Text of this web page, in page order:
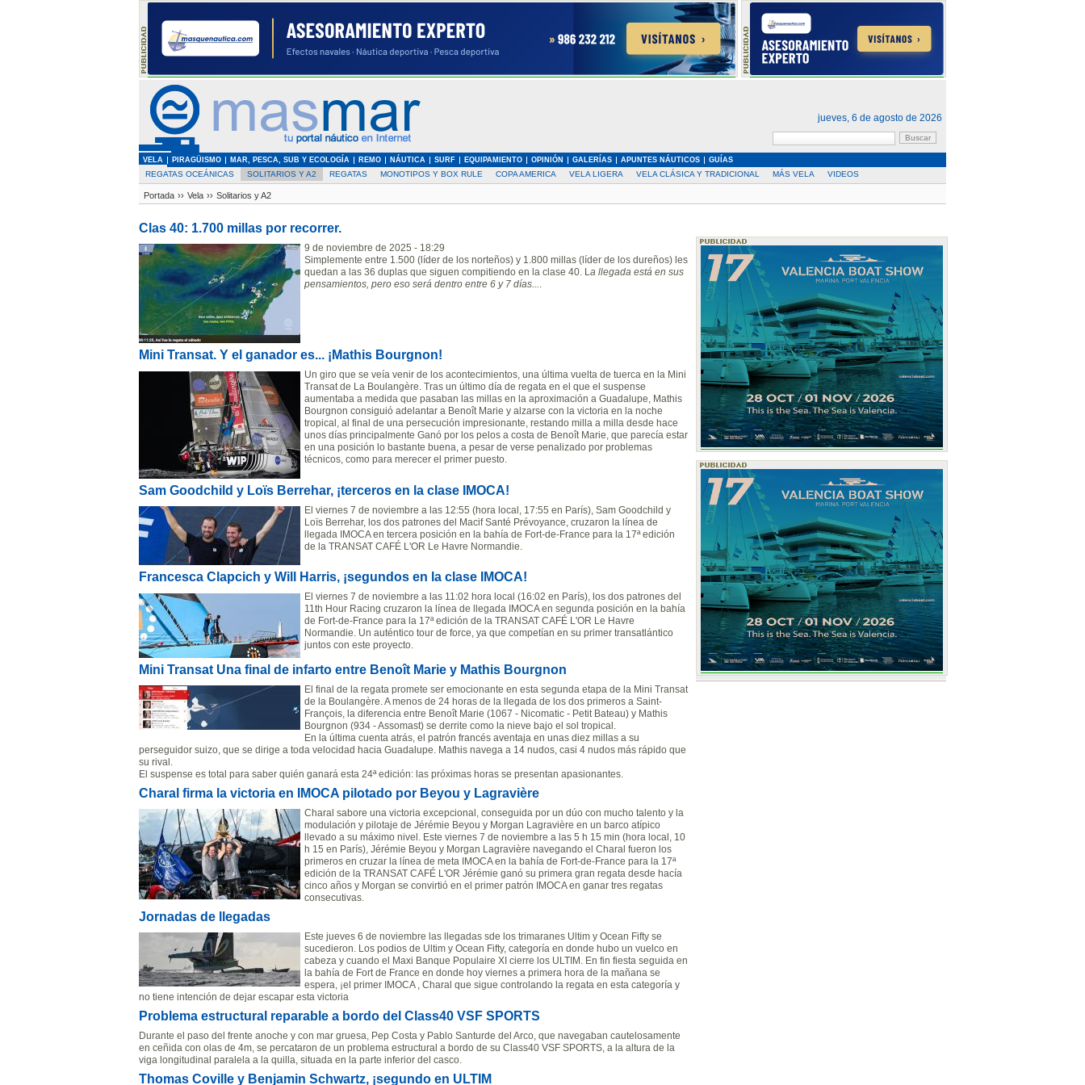
jueves, 6 de agosto de 2026
VELA PIRAGÜISMO MAR, PESCA, SUB Y ECOLOGÍA REMO NÁUTICA SURF EQUIPAMIENTO OPINIÓN GALERÍAS APUNTES NÁUTICOS GUÍAS
REGATAS OCEÁNICAS SOLITARIOS Y A2 REGATAS MONOTIPOS Y BOX RULE COPA AMERICA VELA LIGERA VELA CLÁSICA Y TRADICIONAL MÁS VELA VIDEOS
Portada ›› Vela ›› Solitarios y A2
Clas 40: 1.700 millas por recorrer.
9 de noviembre de 2025 - 18:29
Simplemente entre 1.500 (líder de los norteños) y 1.800 millas (líder de los dureños) les
quedan a las 36 duplas que siguen compitiendo en la clase 40. La llegada está en sus
pensamientos, pero eso será dentro entre 6 y 7 días....
Mini Transat. Y el ganador es... ¡Mathis Bourgnon!
Un giro que se veía venir de los acontecimientos, una última vuelta de tuerca en la Mini
Transat de La Boulangère. Tras un último día de regata en el que el suspense
aumentaba a medida que pasaban las millas en la aproximación a Guadalupe, Mathis
Bourgnon consiguió adelantar a Benoît Marie y alzarse con la victoria en la noche
tropical, al final de una persecución impresionante, restando milla a milla desde hace
unos días principalmente Ganó por los pelos a costa de Benoît Marie, que parecía estar
en una posición lo bastante buena, a pesar de verse penalizado por problemas
técnicos, como para merecer el primer puesto.
Sam Goodchild y Loïs Berrehar, ¡terceros en la clase IMOCA!
El viernes 7 de noviembre a las 12:55 (hora local, 17:55 en París), Sam Goodchild y
Loïs Berrehar, los dos patrones del Macif Santé Prévoyance, cruzaron la línea de
llegada IMOCA en tercera posición en la bahía de Fort-de-France para la 17ª edición
de la TRANSAT CAFÉ L'OR Le Havre Normandie.
Francesca Clapcich y Will Harris, ¡segundos en la clase IMOCA!
El viernes 7 de noviembre a las 11:02 hora local (16:02 en París), los dos patrones del
11th Hour Racing cruzaron la línea de llegada IMOCA en segunda posición en la bahía
de Fort-de-France para la 17ª edición de la TRANSAT CAFÉ L'OR Le Havre
Normandie. Un auténtico tour de force, ya que competían en su primer transatlántico
juntos con este proyecto.
Mini Transat Una final de infarto entre Benoît Marie y Mathis Bourgnon
El final de la regata promete ser emocionante en esta segunda etapa de la Mini Transat
de la Boulangère. A menos de 24 horas de la llegada de los dos primeros a Saint-
François, la diferencia entre Benoît Marie (1067 - Nicomatic - Petit Bateau) y Mathis
Bourgnon (934 - Assomast) se derrite como la nieve bajo el sol tropical.
En la última cuenta atrás, el patrón francés aventaja en unas diez millas a su
perseguidor suizo, que se dirige a toda velocidad hacia Guadalupe. Mathis navega a 14 nudos, casi 4 nudos más rápido que
su rival.
El suspense es total para saber quién ganará esta 24ª edición: las próximas horas se presentan apasionantes.
Charal firma la victoria en IMOCA pilotado por Beyou y Lagravière
Charal sabore una victoria excepcional, conseguida por un dúo con mucho talento y la
modulación y pilotaje de Jérémie Beyou y Morgan Lagravière en un barco atípico
llevado a su máximo nivel. Este viernes 7 de noviembre a las 5 h 15 min (hora local, 10
h 15 en París), Jérémie Beyou y Morgan Lagravière navegando el Charal fueron los
primeros en cruzar la línea de meta IMOCA en la bahía de Fort-de-France para la 17ª
edición de la TRANSAT CAFÉ L'OR Jérémie ganó su primera gran regata desde hacía
cinco años y Morgan se convirtió en el primer patrón IMOCA en ganar tres regatas
consecutivas.
Jornadas de llegadas
Este jueves 6 de noviembre las llegadas sde los trimaranes Ultim y Ocean Fifty se
sucedieron. Los podios de Ultim y Ocean Fifty, categoría en donde hubo un vuelco en
cabeza y cuando el Maxi Banque Populaire XI cierre los ULTIM. En fin fiesta seguida en
la bahía de Fort de France en donde hoy viernes a primera hora de la mañana se
espera, ¡el primer IMOCA , Charal que sigue controlando la regata en esta categoría y
no tiene intención de dejar escapar esta victoria
Problema estructural reparable a bordo del Class40 VSF SPORTS
Durante el paso del frente anoche y con mar gruesa, Pep Costa y Pablo Santurde del Arco, que navegaban cautelosamente
en ceñida con olas de 4m, se percataron de un problema estructural a bordo de su Class40 VSF SPORTS, a la altura de la
viga longitudinal paralela a la quilla, situada en la parte inferior del casco.
Thomas Coville y Benjamin Schwartz, ¡segundo en ULTIM